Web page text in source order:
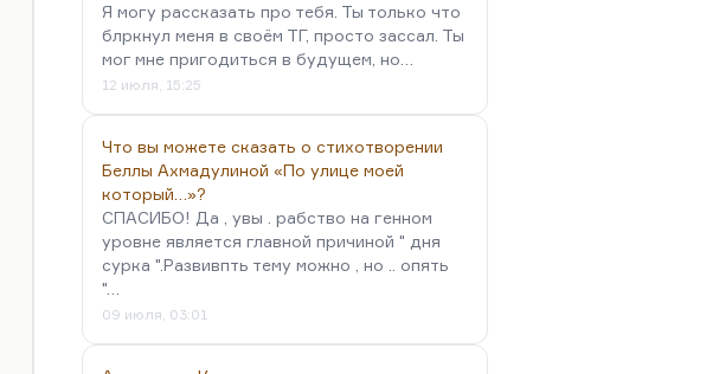
Я могу рассказать про тебя. Ты только что
блркнул меня в своём ТГ, просто зассал. Ты
мог мне пригодиться в будущем, но…
12 июля, 15:25
Что вы можете сказать о стихотворении
Беллы Ахмадулиной «По улице моей
который…»?
СПАСИБО! Да , увы . рабство на генном
уровне является главной причиной " дня
сурка ".Развивпть тему можно , но .. опять
"…
09 июля, 03:01